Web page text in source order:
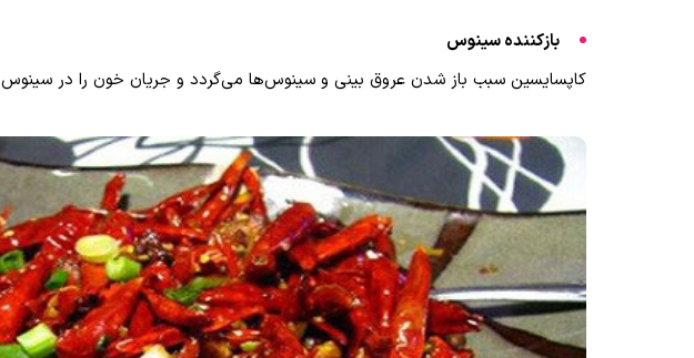
بازکننده سینوس
کاپسایسین سبب باز شدن عروق بینی و سینوس‌ها می‌گردد و جریان خون را در سینوس